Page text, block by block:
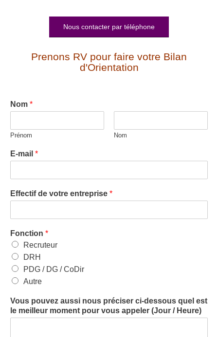
Nous contacter par téléphone
Prenons RV pour faire votre Bilan
d'Orientation
Nom *
Prénom Nom
E-mail *
Effectif de votre entreprise *
Fonction *
Recruteur
DRH
PDG / DG / CoDir
Autre
Vous pouvez aussi nous préciser ci-dessous quel est
le meilleur moment pour vous appeler (Jour / Heure)